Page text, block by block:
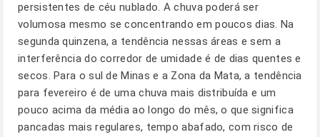
persistentes de céu nublado. A chuva poderá ser
volumosa mesmo se concentrando em poucos dias. Na
segunda quinzena, a tendência nessas áreas e sem a
interferência do corredor de umidade é de dias quentes e
secos. Para o sul de Minas e a Zona da Mata, a tendência
para fevereiro é de uma chuva mais distribuída e um
pouco acima da média ao longo do mês, o que significa
pancadas mais regulares, tempo abafado, com risco de